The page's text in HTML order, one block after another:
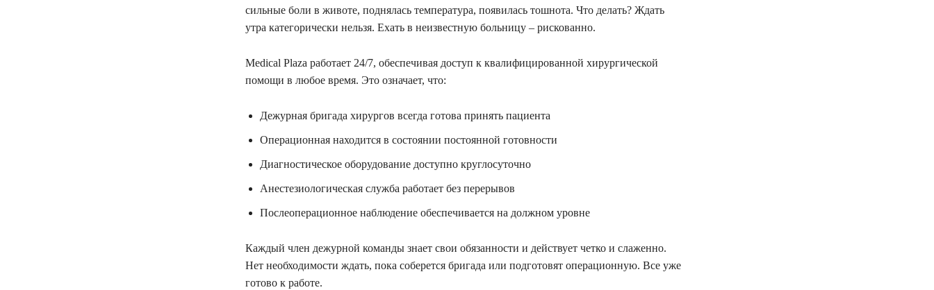
сильные боли в животе, поднялась температура, появилась тошнота. Что делать? Ждать
утра категорически нельзя. Ехать в неизвестную больницу – рискованно.
Medical Plaza работает 24/7, обеспечивая доступ к квалифицированной хирургической
помощи в любое время. Это означает, что:
Дежурная бригада хирургов всегда готова принять пациента
Операционная находится в состоянии постоянной готовности
Диагностическое оборудование доступно круглосуточно
Анестезиологическая служба работает без перерывов
Послеоперационное наблюдение обеспечивается на должном уровне
Каждый член дежурной команды знает свои обязанности и действует четко и слаженно.
Нет необходимости ждать, пока соберется бригада или подготовят операционную. Все уже
готово к работе.